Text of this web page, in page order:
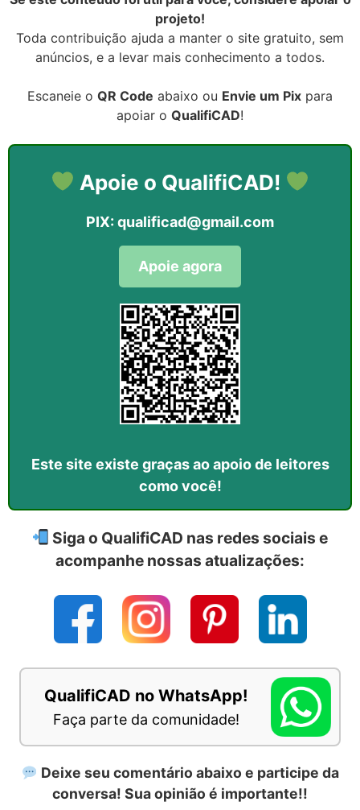
projeto!
Toda contribuição ajuda a manter o site gratuito, sem
anúncios, e a levar mais conhecimento a todos.
Escaneie o QR Code abaixo ou Envie um Pix para
apoiar o QualifiCAD!
Apoie o QualifiCAD!
PIX: qualificad@gmail.com
Apoie agora
Este site existe graças ao apoio de leitores
como você!
Siga o QualifiCAD nas redes sociais e
acompanhe nossas atualizações:
QualifiCAD no WhatsApp!
Faça parte da comunidade!
Deixe seu comentário abaixo e participe da
conversa! Sua opinião é importante!!